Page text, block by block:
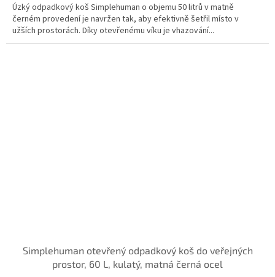
Úzký odpadkový koš Simplehuman o objemu 50 litrů v matně
černém provedení je navržen tak, aby efektivně šetřil místo v
užších prostorách. Díky otevřenému víku je vhazování...
Simplehuman otevřený odpadkový koš do veřejných
prostor, 60 L, kulatý, matná černá ocel